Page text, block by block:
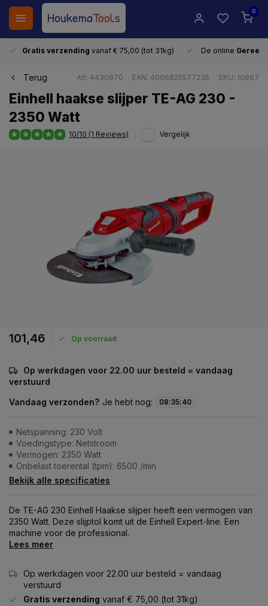
0
Gratis verzending vanaf € 75,00 (tot 31kg) De online
Terug Art: 4430870 EAN: 4006825577235 SKU: 10867
Einhell haakse slijper TE-AG 230 -
2350 Watt
10/10 (1 Reviews) Vergelijk
101,46 Op voorraad
Op werkdagen voor 22.00 uur besteld = vandaag
verstuurd
Vandaag verzonden? Je hebt nog: 08:35:40
Netspanning: 230 Volt
Voedingstype: Netstroom
Vermogen: 2350 Watt
Onbelast toerental (tpm): 6500 /min
Bekijk alle specificaties
De TE-AG 230 Einhell Haakse slijper heeft een vermogen van
2350 Watt. Deze slijptol komt uit de Einhell Expert-line. Een
machine voor de professional.
Lees meer
Op werkdagen voor 22.00 uur besteld = vandaag
verstuurd
Gratis verzending vanaf € 75,00 (tot 31kg)